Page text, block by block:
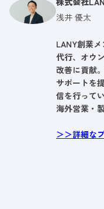
浅井 優太
LANY創業
代行、オウ
改善に貢献
サポートを
信を行って
海外営業・
＞＞詳細な